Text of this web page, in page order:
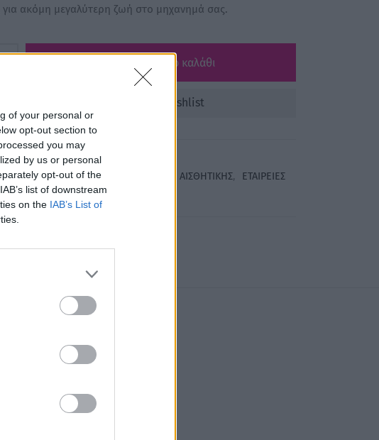
of your personal or
opt-out section to
you may
by us or personal
opt-out of the
list of downstream
on the IAB’s List of
για ακόμη μεγαλύτερη ζωή στο μηχανημά σας.
Προσθήκη στο καλάθι
Add to wishlist
0016023
Doll by Xanitalia, Αποτρίχωση ΕΙΔΗ ΑΙΣΘΗΤΙΚΗΣ,
ΕΤΑΙΡΕΙΕΣ
Κεριέρες